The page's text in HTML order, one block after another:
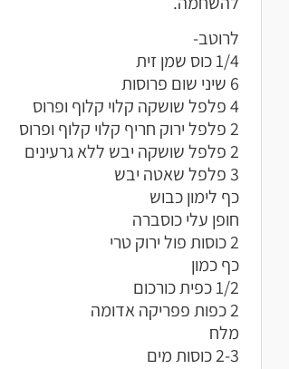
לרוטב-
1/4 כוס שמן זית
6 שיני שום פרוסות
4 פלפל שושקה קלוי קלוף ופרוס
2 פלפל ירוק חריף קלוי קלוף ופרוס
2 פלפל שושקה יבש ללא גרעינים
3 פלפל שאטה יבש
כף לימון כבוש
חופן עלי כוסברה
2 כוסות פול ירוק טרי
כף כמון
1/2 כפית כורכום
2 כפות פפריקה אדומה
מלח
2-3 כוסות מים